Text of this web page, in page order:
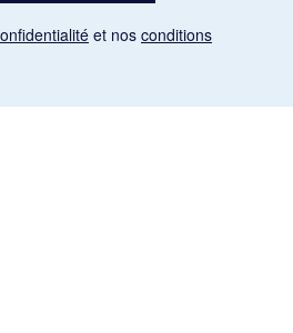
et nos conditions